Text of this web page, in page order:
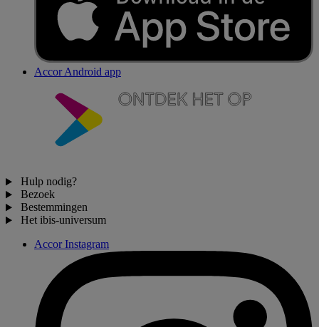
Accor Android app
Hulp nodig?
Bezoek
Bestemmingen
Het ibis-universum
Accor Instagram